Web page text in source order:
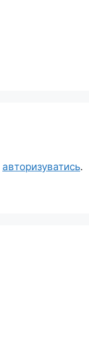
авторизуватись.